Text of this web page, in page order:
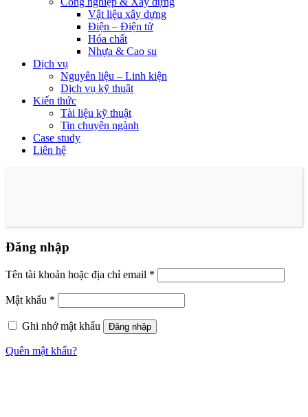
Vật liệu xây dựng
Điện – Điện tử
Hóa chất
Nhựa & Cao su
Dịch vụ
Nguyên liệu – Linh kiện
Dịch vụ kỹ thuật
Kiến thức
Tài liệu kỹ thuật
Tin chuyên ngành
Case study
Liên hệ
Đăng nhập
Tên tài khoản hoặc địa chỉ email *
Mật khẩu *
Ghi nhớ mật khẩu Đăng nhập
Quên mật khẩu?